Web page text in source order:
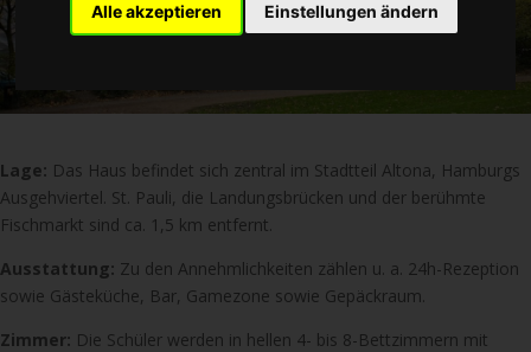
Alle akzeptieren Einstellungen ändern
Lage: Das Haus befindet sich zentral im Stadtteil Altona, Hamburgs
Ausgehviertel. St. Pauli, die Landungsbrücken und der berühmte
Fischmarkt sind ca. 1,5 km entfernt.
Ausstattung: Zu den Annehmlichkeiten zählen u. a. 24h-Rezeption
sowie Gästeküche, Bar, Gamezone sowie Gepäckraum.
Zimmer: Die Schüler werden in hellen 4- bis 8-Bettzimmern mit